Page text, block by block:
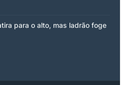
para o alto, mas ladrão foge